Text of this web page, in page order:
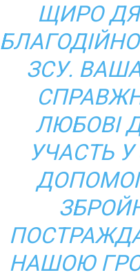
ЩИРО
ЗСУ.
ЛЮБОВІ
УЧАСТЬ У
НАШОЮ